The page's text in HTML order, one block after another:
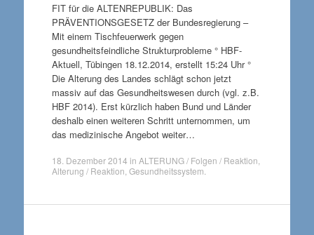
FIT für die ALTENREPUBLIK: Das
PRÄVENTIONSGESETZ der Bundesregierung –
Mit einem Tischfeuerwerk gegen
gesundheitsfeindliche Strukturprobleme ° HBF-
Aktuell, Tübingen 18.12.2014, erstellt 15:24 Uhr °
Die Alterung des Landes schlägt schon jetzt
massiv auf das Gesundheitswesen durch (vgl. z.B.
HBF 2014). Erst kürzlich haben Bund und Länder
deshalb einen weiteren Schritt unternommen, um
das medizinische Angebot weiter…
18. Dezember 2014 in ALTERUNG / Folgen / Reaktion
Alterung / Reaktion Gesundheitssystem